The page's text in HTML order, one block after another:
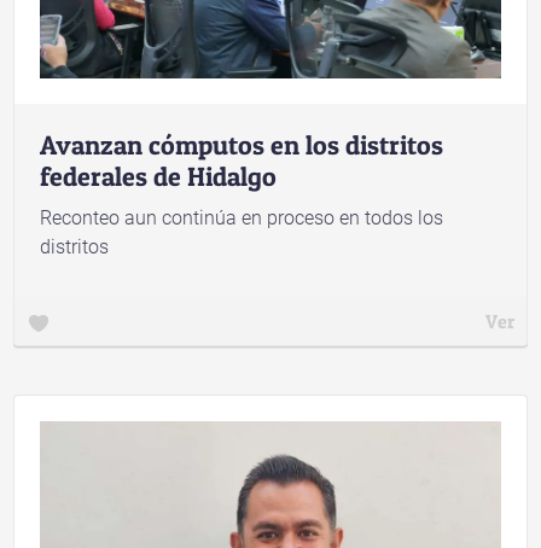
Avanzan cómputos en los distritos
federales de Hidalgo
Reconteo aun continúa en proceso en todos los
distritos
Ver